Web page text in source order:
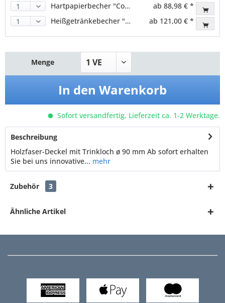
Hartpapierbecher "Coffee to go" für Heißgetränke, 400ml
ab 88,98 € *
Heißgetränkebecher "Love Nature", mit Biobeschichtung, 300ml
ab 121,00 € *
Menge
In den Warenkorb
Sofort versandfertig, Lieferzeit ca. 1-2 Werktage.
Beschreibung
Holzfaser-Deckel mit Trinkloch ø 90 mm Ab sofort erhalten
Sie bei uns innovative... mehr
Zubehör 3
Ähnliche Artikel